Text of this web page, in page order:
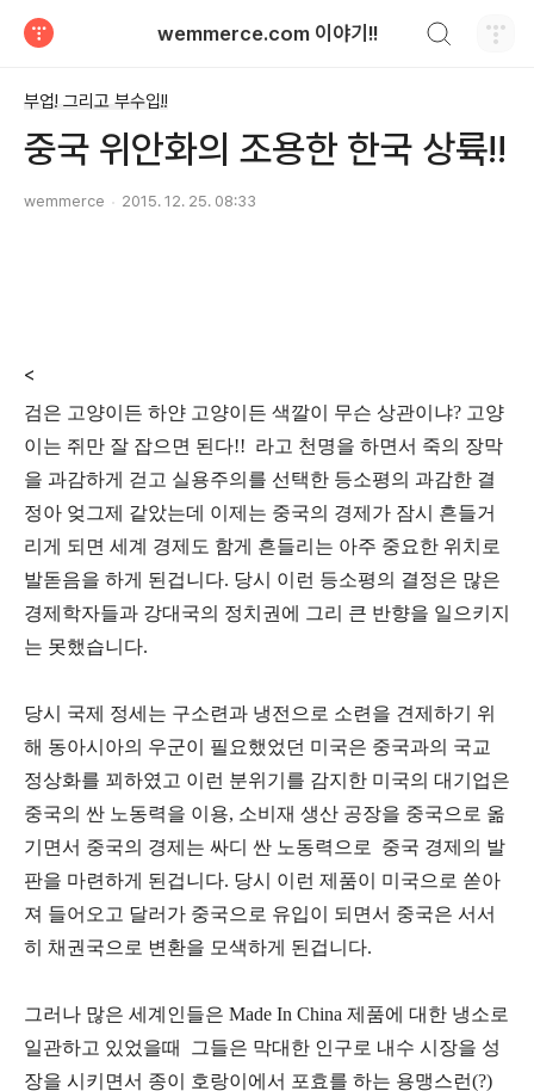
wemmerce.com 이야기!!
부업! 그리고 부수입!!
중국 위안화의 조용한 한국 상륙!!
wemmerce 2015. 12. 25. 08:33
<
검은 고양이든 하얀 고양이든 색깔이 무슨 상관이냐? 고양
이는 쥐만 잘 잡으면 된다!! 라고 천명을 하면서 죽의 장막
을 과감하게 걷고 실용주의를 선택한 등소평의 과감한 결
정아 엊그제 같았는데 이제는 중국의 경제가 잠시 흔들거
리게 되면 세계 경제도 함게 흔들리는 아주 중요한 위치로
발돋음을 하게 된겁니다. 당시 이런 등소평의 결정은 많은
경제학자들과 강대국의 정치권에 그리 큰 반향을 일으키지
는 못했습니다.
당시 국제 정세는 구소련과 냉전으로 소련을 견제하기 위
해 동아시아의 우군이 필요했었던 미국은 중국과의 국교
정상화를 꾀하였고 이런 분위기를 감지한 미국의 대기업은
중국의 싼 노동력을 이용, 소비재 생산 공장을 중국으로 옮
기면서 중국의 경제는 싸디 싼 노동력으로 중국 경제의 발
판을 마련하게 된겁니다. 당시 이런 제품이 미국으로 쏟아
져 들어오고 달러가 중국으로 유입이 되면서 중국은 서서
히 채권국으로 변환을 모색하게 된겁니다.
그러나 많은 세계인들은 Made In China 제품에 대한 냉소로
일관하고 있었을때 그들은 막대한 인구로 내수 시장을 성
장을 시키면서 종이 호랑이에서 포효를 하는 용맹스런(?)